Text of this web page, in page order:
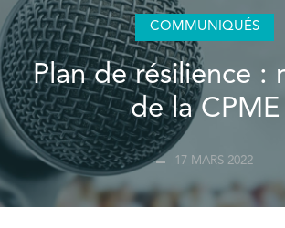
COMMUNIQUÉS
Plan de résilience :
de la CPME
17 MARS 2022